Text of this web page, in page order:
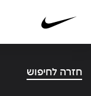
חזרה לחיפוש